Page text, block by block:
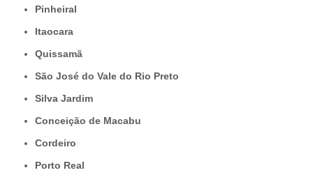
Pinheiral
Itaocara
Quissamã
São José do Vale do Rio Preto
Silva Jardim
Conceição de Macabu
Cordeiro
Porto Real